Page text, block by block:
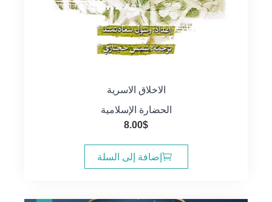
الاخلاق الاسرية
الحضارة الإسلامية
8.00$
إضافة إلى السلة